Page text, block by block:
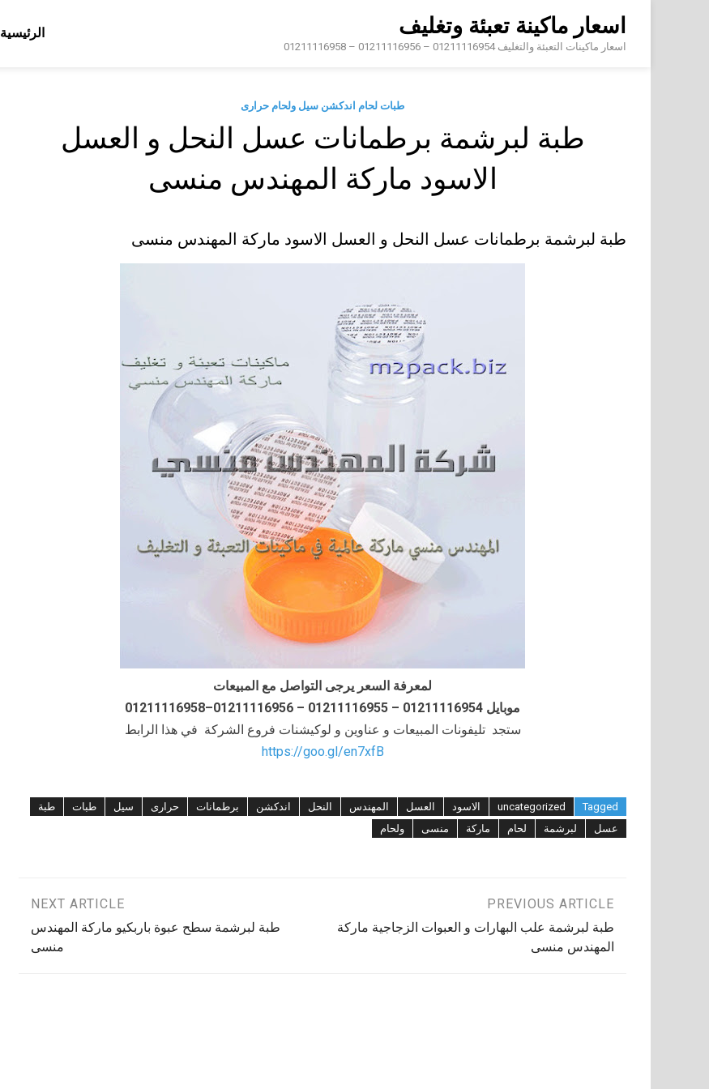
content
اسعار ماكينة تعبئة وتغليف
اسعار ماكينات التعبئة والتغليف 01211116954 – 01211116956 – 01211116958
الرئيسية
طبات لحام اندكشن سيل ولحام حرارى
طبة لبرشمة برطمانات عسل النحل و العسل
الاسود ماركة المهندس منسى
طبة لبرشمة برطمانات عسل النحل و العسل الاسود ماركة المهندس منسى
لمعرفة السعر يرجى التواصل مع المبيعات
موبايل 01211116954 – 01211116955 – 01211116956–01211116958
ستجد تليفونات المبيعات و عناوين و لوكيشنات فروع الشركة في هذا الرابط
https://goo.gl/en7xfB
Tagged
uncategorized الاسود العسل المهندس النحل اندكشن برطمانات حرارى سيل طبات
طبة
عسل
لبرشمة لحام ماركة منسى ولحام
تصفّح
المقالات
PREVIOUS ARTICLE
طبة لبرشمة علب البهارات و العبوات الزجاجية ماركة
المهندس منسى
NEXT ARTICLE
طبة لبرشمة سطح عبوة باربكيو ماركة المهندس
منسى